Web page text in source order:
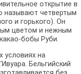
открытие в
называют четвертым
и горького). Он
цветом и нежным
бобы Руби.
условиях на
Бельгийский